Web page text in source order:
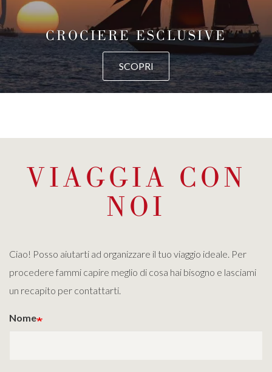
CROCIERE ESCLUSIVE
SCOPRI
VIAGGIA CON
NOI
Ciao! Posso aiutarti ad organizzare il tuo viaggio ideale. Per
procedere fammi capire meglio di cosa hai bisogno e lasciami
un recapito per contattarti.
Nome